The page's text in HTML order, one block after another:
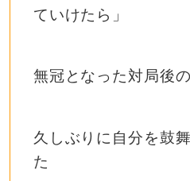
ていけたら」
無冠となった対局後
久しぶりに自分を鼓
た